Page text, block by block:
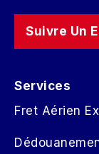
Suivre Un
Services
Fret Aérien